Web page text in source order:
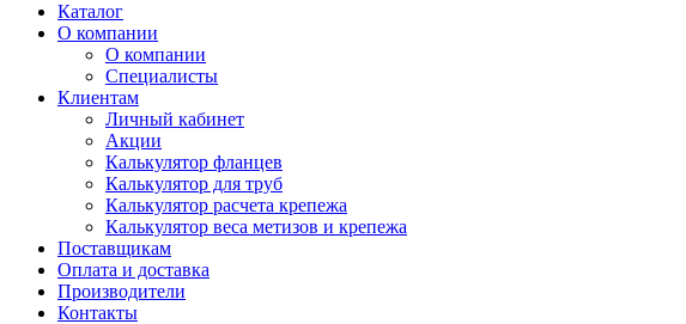
Каталог
О компании
О компании
Специалисты
Клиентам
Личный кабинет
Акции
Калькулятор фланцев
Калькулятор для труб
Калькулятор расчета крепежа
Калькулятор веса метизов и крепежа
Поставщикам
Оплата и доставка
Производители
Контакты